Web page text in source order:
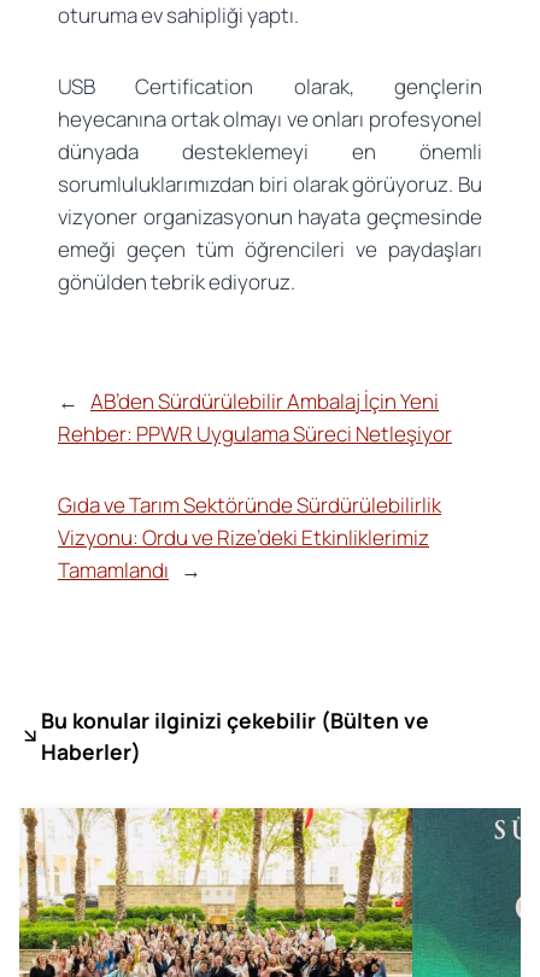
oturuma ev sahipliği yaptı.
USB Certification olarak, gençlerin
heyecanına ortak olmayı ve onları profesyonel
dünyada desteklemeyi en önemli
sorumluluklarımızdan biri olarak görüyoruz. Bu
vizyoner organizasyonun hayata geçmesinde
emeği geçen tüm öğrencileri ve paydaşları
gönülden tebrik ediyoruz.
← AB’den Sürdürülebilir Ambalaj İçin Yeni
Rehber: PPWR Uygulama Süreci Netleşiyor
Gıda ve Tarım Sektöründe Sürdürülebilirlik
Vizyonu: Ordu ve Rize’deki Etkinliklerimiz
Tamamlandı
→
Bu konular ilginizi çekebilir (Bülten ve
Haberler)